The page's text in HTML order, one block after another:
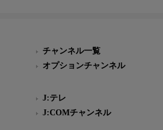
チャンネル一覧
オプションチャンネル
J:テレ
J:COMチャンネル